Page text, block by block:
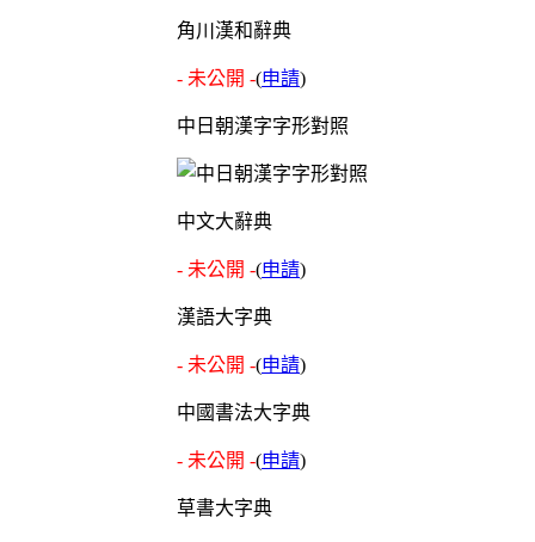
角川漢和辭典
- 未公開 -(申請)
中日朝漢字字形對照
中文大辭典
- 未公開 -(申請)
漢語大字典
- 未公開 -(申請)
中國書法大字典
- 未公開 -(申請)
草書大字典